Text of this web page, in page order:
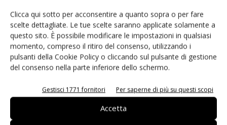
Clicca qui sotto per acconsentire a quanto sopra o per fare
scelte dettagliate. Le tue scelte saranno applicate solamente a
questo sito. È possibile modificare le impostazioni in qualsiasi
momento, compreso il ritiro del consenso, utilizzando i
pulsanti della Cookie Policy o cliccando sul pulsante di gestione
del consenso nella parte inferiore dello schermo.
Gestisci 1771 fornitori Per saperne di più su questi scopi
Accetta